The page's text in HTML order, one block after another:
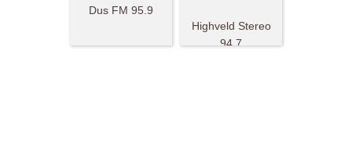
Dus FM 95.9
Highveld Stereo
94.7